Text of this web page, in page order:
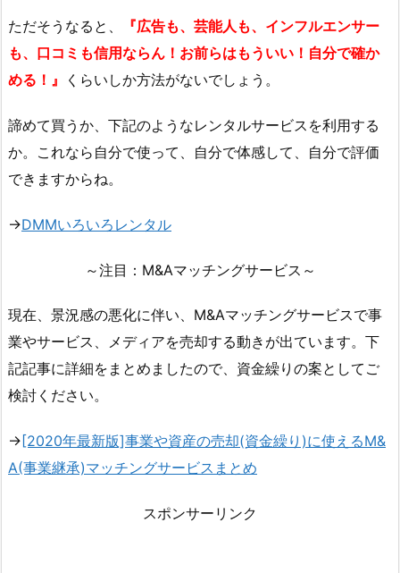
ただそうなると、
『広告も、芸能人も、インフルエンサー
も、口コミも信用ならん！お前らはもういい！自分で確か
める！』
くらいしか方法がないでしょう。
諦めて買うか、下記のようなレンタルサービスを利用する
か。これなら自分で使って、自分で体感して、自分で評価
できますからね。
→DMMいろいろレンタル
～注目：M&Aマッチングサービス～
現在、景況感の悪化に伴い、M&Aマッチングサービスで事
業やサービス、メディアを売却する動きが出ています。下
記記事に詳細をまとめましたので、資金繰りの案としてご
検討ください。
→ [2020年最新版]事業や資産の売却(資金繰り)に使えるM&
A(事業継承)マッチングサービスまとめ
スポンサーリンク